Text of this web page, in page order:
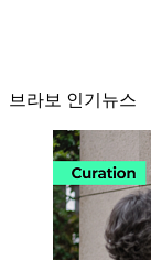
브라보 인기뉴스